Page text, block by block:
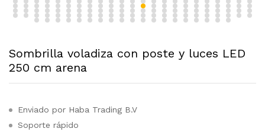
Sombrilla voladiza con poste y luces LED
250 cm arena
Enviado por Haba Trading B.V
Soporte rápido